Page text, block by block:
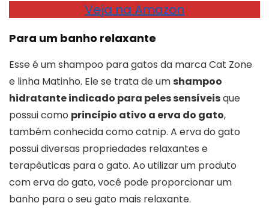
Veja na Amazon
Para um banho relaxante
Esse é um shampoo para gatos da marca Cat Zone
e linha Matinho. Ele se trata de umshampoo
hidratante indicado para peles sensíveisque
possui como princípio ativo a erva do gato,
também conhecida como catnip. A erva do gato
possui diversas propriedades relaxantes e
terapêuticas para o gato. Ao utilizar um produto
com erva do gato, você pode proporcionar um
banho para o seu gato mais relaxante.